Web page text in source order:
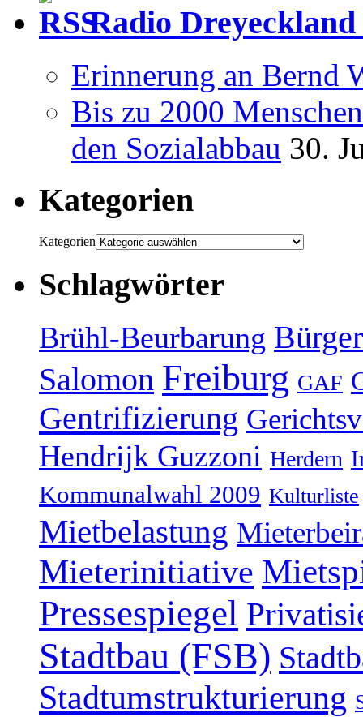
Radio
Erinnerung an Bernd
Bis zu 2000
den Sozialabbau 30.
Kategorien
Kategorien
Schlagwörter
Brühl-Beurbarung
Salomon Freiburg GAF
Gentrifizierung
Hendrijk Guzzoni Herdern
Kommunalwahl 2009 Kulturliste
Mietbelastung
Mieterinitiative
Pressespiegel
Stadtbau (FSB)
Stadtumstrukturierung